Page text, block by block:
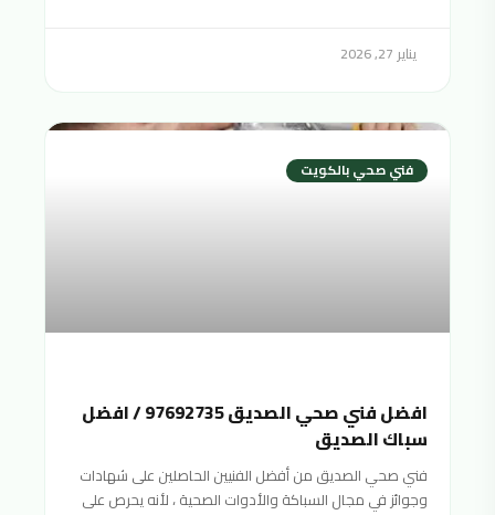
يناير 27, 2026
فني صحي بالكويت
افضل فني صحي الصديق 97692735 / افضل
سباك الصديق
فني صحي الصديق من أفضل الفنيين الحاصلين على شهادات
وجوائز في مجال السباكة والأدوات الصحية ، لأنه يحرص على